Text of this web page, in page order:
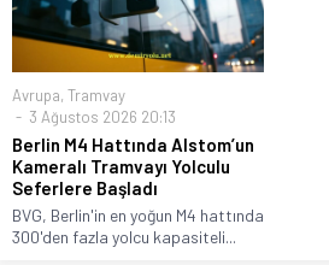
Avrupa, Tramvay
3 Ağustos 2026 20:13
Berlin M4 Hattında Alstom’un
Kameralı Tramvayı Yolculu
Seferlere Başladı
BVG, Berlin'in en yoğun M4 hattında
300'den fazla yolcu kapasiteli...